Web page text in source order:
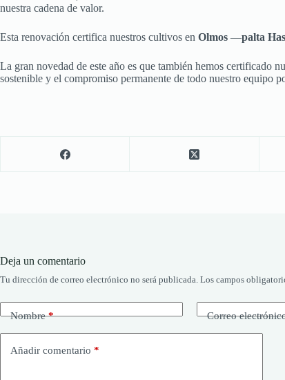
nuestra cadena de valor.
Esta renovación certifica nuestros cultivos en Olmos —palta
La gran novedad de este año es que también hemos certificado
sostenible y el compromiso permanente de todo nuestro equipo
Deja un comentario
Tu dirección de correo electrónico no será publicada. Los campos
Nombre* Correo
Añadir comentario *